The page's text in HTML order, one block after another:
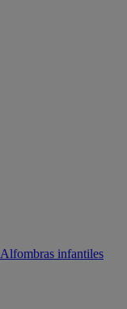
Alfombras infantiles